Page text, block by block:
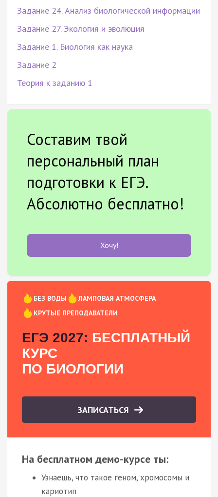
Задание 24. Анализ биологической информации
Задание 27. Экология и эволюция
Задание 1. Биология как наука
Задание 2
Теория к заданию 1
Составим твой
персональный план
подготовки к ЕГЭ.
Абсолютно бесплатно!
Хочу!
БЕЗ ВОДЫ
ЛАМПОВАЯ АТМОСФЕРА
КРУТЫЕ ПРЕПОДАВАТЕЛИ
ЕГЭ 2027: БЕСПЛАТНЫЙ
КУРС
ПО БИОЛОГИИ
ЗАПИСАТЬСЯ
На бесплатном демо-курсе ты:
Узнаешь, что такое геном, хромосомы и
кариотип